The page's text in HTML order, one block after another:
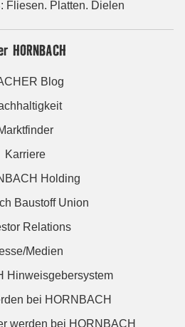
Fliesen. Platten. Dielen
HORNBACH
Blog
Karriere
Holding
Baustoff Union
Relations
Medien
Hinweisgebersystem
bei HORNBACH
werden bei HORNBACH